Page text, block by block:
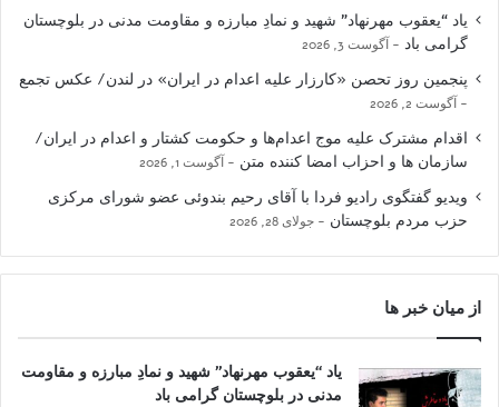
یاد “یعقوب مهرنهاد” شهید و نمادِ مبارزه و مقاومت مدنی در بلوچستان
گرامی باد
آگوست 3, 2026
پنجمین روز تحصن «کارزار علیه اعدام در ایران» در لندن/ عکس تجمع
آگوست 2, 2026
اقدام مشترک علیه موج اعدام‌ها و حکومت کشتار و اعدام در ایران/
سازمان ها و احزاب امضا کننده متن
آگوست 1, 2026
ویدیو گفتگوی رادیو فردا با آقای رحیم بندوئی عضو شورای مرکزی
حزب مردم بلوچستان
جولای 28, 2026
از میان خبر ها
یاد “یعقوب مهرنهاد” شهید و نمادِ مبارزه و مقاومت
مدنی در بلوچستان گرامی باد